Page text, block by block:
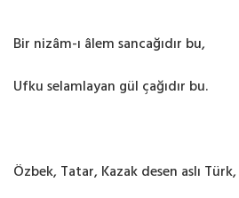
Bir nizâm-ı âlem sancağıdır bu,
Ufku selamlayan gül çağıdır bu.
Özbek, Tatar, Kazak desen aslı Türk,